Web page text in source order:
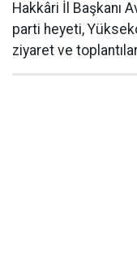
Hakkâri İl Başkanı
parti heyeti,
ziyaret ve